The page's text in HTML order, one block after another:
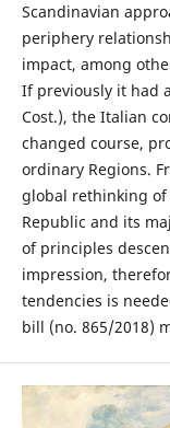
Scandinavian
periphery
impact, among
If previously it had
Cost.), the Italian
changed course,
ordinary Regions.
global rethinking
Republic and its
of principles
impression,
tendencies is
bill (no. 865/2018)